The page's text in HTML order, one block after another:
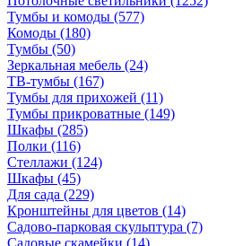
Тумбы и комоды (577)
Комоды (180)
Тумбы (50)
Зеркальная мебель (24)
ТВ-тумбы (167)
Тумбы для прихожей (11)
Тумбы прикроватные (149)
Шкафы (285)
Полки (116)
Стеллажи (124)
Шкафы (45)
Для сада (229)
Кронштейны для цветов (14)
Садово-парковая скульптура (7)
Садовые скамейки (14)